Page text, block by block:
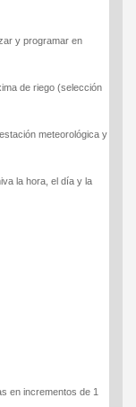
y programar en
de riego (selección
meteorológica y
la hora, el día y la
en incrementos de 1